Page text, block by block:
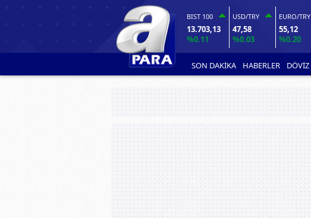
BIST 100
13.703,13
%0.11
USD/TRY
47,58
%0.03
EURO/TRY
55,12
%0.20
SON DAKİKA HABERLER DÖVİZ